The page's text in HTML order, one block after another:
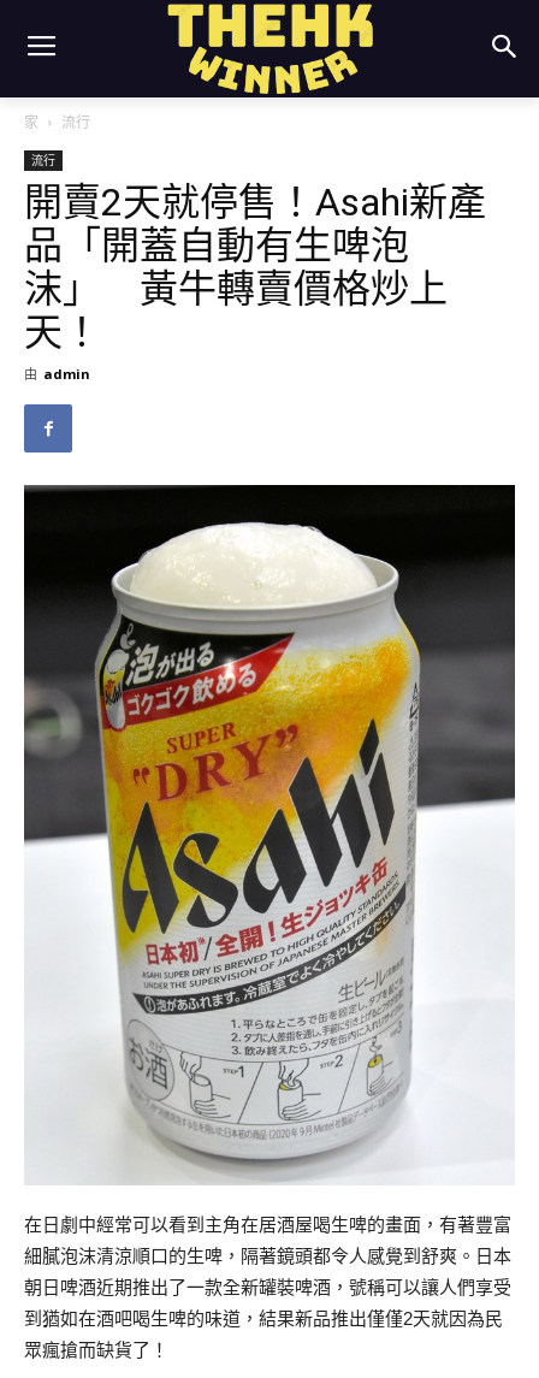
家 流行
流行
開賣2天就停售！Asahi新產
品「開蓋自動有生啤泡
沫」 黃牛轉賣價格炒上
天！
由 admin
在日劇中經常可以看到主角在居酒屋喝生啤的畫面，有著豐富
細膩泡沫清涼順口的生啤，隔著鏡頭都令人感覺到舒爽。日本
朝日啤酒近期推出了一款全新罐裝啤酒，號稱可以讓人們享受
到猶如在酒吧喝生啤的味道，結果新品推出僅僅2天就因為民
眾瘋搶而缺貨了！